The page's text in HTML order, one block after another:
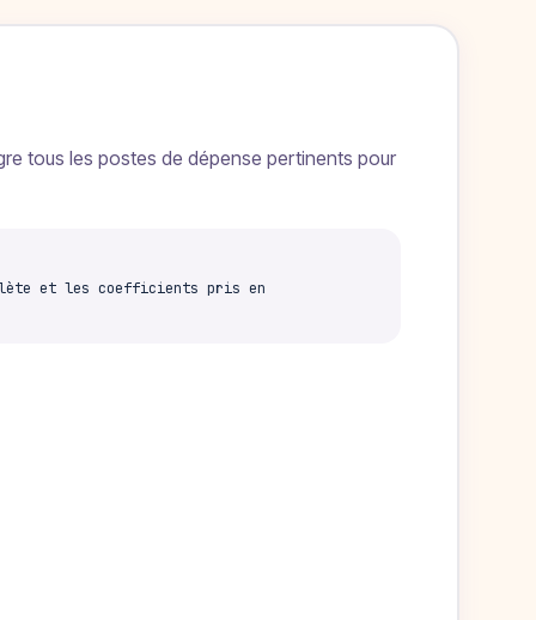
tous les postes de dépense pertinents pour
et les coefficients pris en